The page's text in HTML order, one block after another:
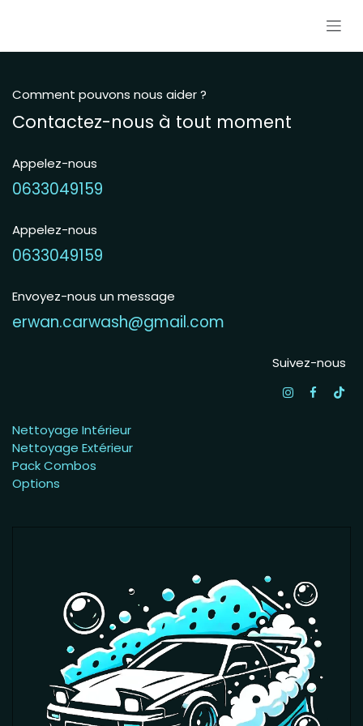
Comment pouvons nous aider ?
Contactez-nous à tout moment
Appelez-nous
0633049159
Appelez-nous
0633049159
Envoyez-nous un message
erwan.carwash@gmail.com
Suivez-nous
Nettoyage Intérieur
Nettoyage Extérieur
Pack Combos
Options